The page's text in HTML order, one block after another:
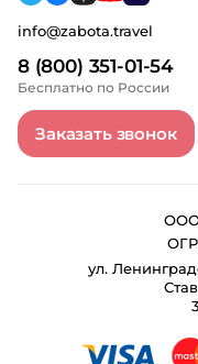
8 (800) 351-01-54
Бесплатно по России
info@zabota.travel
Заказать звонок
ООО
ул.